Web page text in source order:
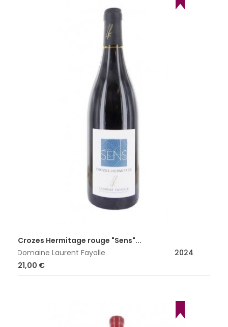
Crozes Hermitage rouge "Sens"...
Domaine Laurent Fayolle
2024
21,00 €Prix